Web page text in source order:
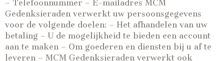
– Telefoonnummer – E-mailadres MCM
Gedenksieraden verwerkt uw persoonsgegevens
voor de volgende doelen: – Het afhandelen van uw
betaling – U de mogelijkheid te bieden een account
aan te maken – Om goederen en diensten bij u af te
leveren – MCM Gedenksieraden verwerkt ook